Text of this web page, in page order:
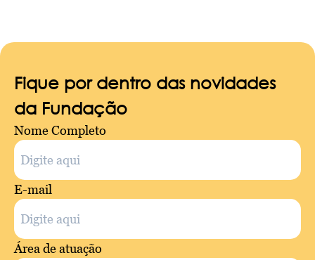
Fique por dentro das novidades
da Fundação
Nome Completo
E-mail
Área de atuação